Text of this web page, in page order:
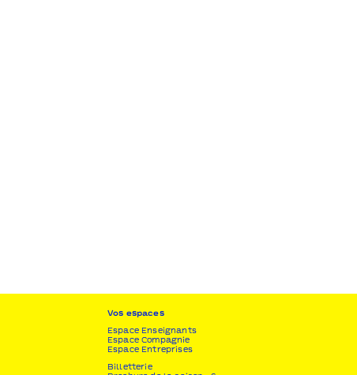
Vos espaces
Espace Enseignants
Espace Compagnie
Espace Entreprises
Billetterie